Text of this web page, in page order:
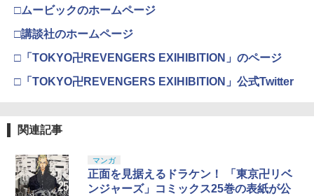
4
【特典】SILENT HILL: Townfall(【早期
￥6,507
将伝 Remastered［PS5版］★浅草マッ
ハオリジナル特典アクリルコースター付
★
4
任天堂 【Switch】Joy-Con充電グリッ
プ [HAC-A-ESSKA NSWジョイコンジュ
ウデングリップ]
5
￥2,746
4
劇場アニメ『ベルサイユのばら』 通常版
￥4,469
5
ション[Blu-ray]【返品種別A】
￥6,050
￥55,491
ニンテンドープリペイド番号 9000円|オ
ンラインコード版
5
ンラインコード版
トローラー ミッドナイト ブラック(CFI-
5
【純正品】DualSense ワイヤレスコン
トローラー(CFI-ZCT2J)
B-C ケーブル
￥2,618
マスター TH8S シフター - PC、PS4、P
S5、PS5 Pro、Xbox One、Xbox Serie
s X|S 対応の高精度 H パターン シフター
ナル三方背収納ケース付きコレクション)
(オリジナル特典:オリジナル巾着＋メー
カー特典:【坤と離】二振りの剣、十翼よ
り来たる！スタジオ描き下ろしイラスト
ボード付) [Blu-ray]
￥10,780
4
￥8,698
□ムービックのホームページ
□講談社のホームページ
□「TOKYO卍REVENGERS EXIHIBITION」のページ
□「TOKYO卍REVENGERS EXIHIBITION」公式Twitter
関連記事
マンガ
正面を見据えるドラケン！ 「東京卍リベ
ンジャーズ」コミックス25巻の表紙が公